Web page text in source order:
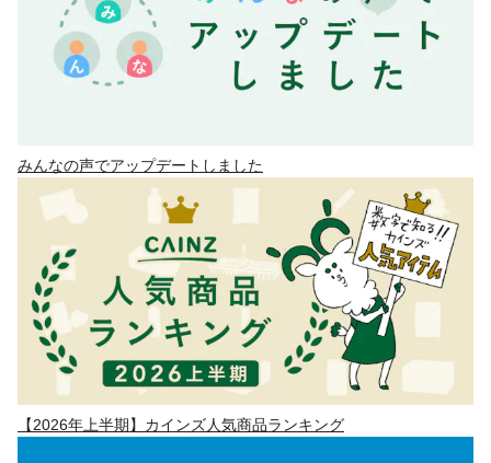
みんなの声でアップデートしました
【2026年上半期】カインズ人気商品ランキング